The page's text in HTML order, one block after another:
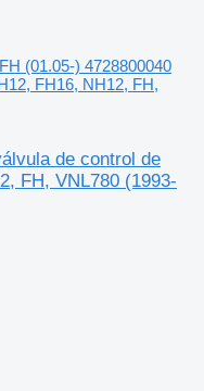
(01.05-) 4728800040
FH16, NH12, FH,
de control de
FH, VNL780 (1993-